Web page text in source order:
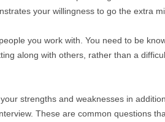
your willingness to go the extra
you work with. You need to be
along with others, rather than a
strengths and weaknesses in
These are common questions